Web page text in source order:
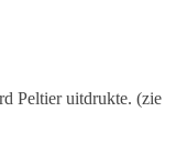
Peltier uitdrukte. (zie